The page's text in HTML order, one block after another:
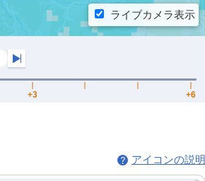
アイコンの説明